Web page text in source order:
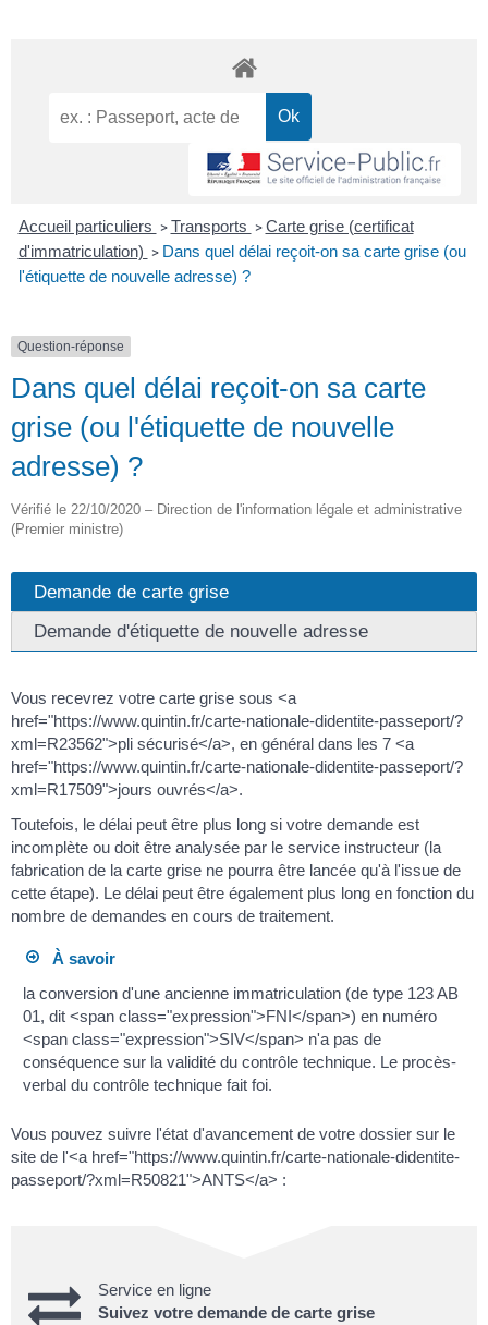
Accueil particuliers > Transports > Carte grise (certificat
d'immatriculation) > Dans quel délai reçoit-on sa carte grise (ou
l'étiquette de nouvelle adresse) ?
Question-réponse
Dans quel délai reçoit-on sa carte
grise (ou l'étiquette de nouvelle
adresse) ?
Vérifié le 22/10/2020 – Direction de l'information légale et administrative
(Premier ministre)
Demande de carte grise
Demande d'étiquette de nouvelle adresse
Vous recevrez votre carte grise sous <a
href="https://www.quintin.fr/carte-nationale-didentite-passeport/?
xml=R23562">pli sécurisé</a>, en général dans les 7 <a
href="https://www.quintin.fr/carte-nationale-didentite-passeport/?
xml=R17509">jours ouvrés</a>.
Toutefois, le délai peut être plus long si votre demande est
incomplète ou doit être analysée par le service instructeur (la
fabrication de la carte grise ne pourra être lancée qu'à l'issue de
cette étape). Le délai peut être également plus long en fonction du
nombre de demandes en cours de traitement.
À savoir
la conversion d'une ancienne immatriculation (de type 123 AB
01, dit <span class="expression">FNI</span>) en numéro
<span class="expression">SIV</span> n'a pas de
conséquence sur la validité du contrôle technique. Le procès-
verbal du contrôle technique fait foi.
Vous pouvez suivre l'état d'avancement de votre dossier sur le
site de l'<a href="https://www.quintin.fr/carte-nationale-didentite-
passeport/?xml=R50821">ANTS</a> :
Service en ligne
Suivez votre demande de carte grise